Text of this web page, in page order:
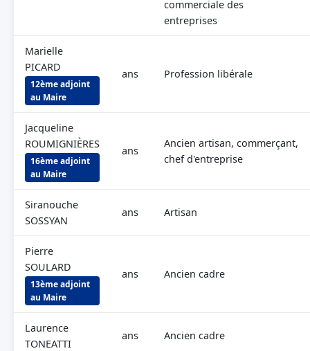
commerciale des
entreprises
Marielle
PICARD
12ème adjoint
au Maire
ans Profession libérale
Jacqueline
ROUMIGNIÈRES
16ème adjoint
au Maire
ans
Ancien artisan, commerçant,
chef d'entreprise
Siranouche
SOSSYAN
ans Artisan
Pierre
SOULARD
13ème adjoint
au Maire
ans Ancien cadre
Laurence
TONEATTI
ans Ancien cadre